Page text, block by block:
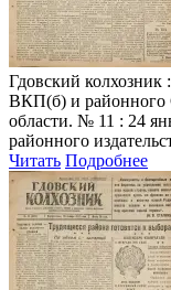
Гдовский колхозник
ВКП(б) и районного
области. № 11 : 24
районного
Читать Подробнее